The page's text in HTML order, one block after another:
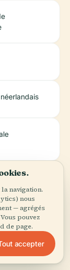
;The
Crazy
Tourist
navigation.
nous
— agrégés
pouvez
de page.
accepter